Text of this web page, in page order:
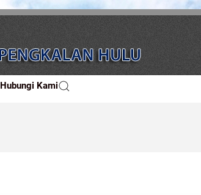
Hubungi Kami